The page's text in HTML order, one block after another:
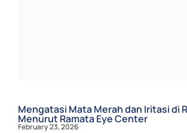
Mengatasi Mata Merah dan Iritasi di
Menurut Ramata Eye Center
February 23, 2026